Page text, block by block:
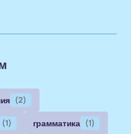
(2)
(1) грамматика (1)